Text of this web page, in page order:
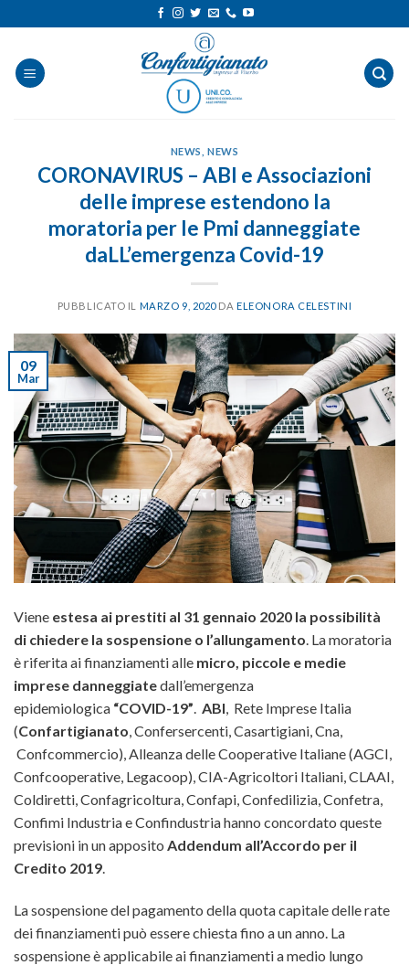
ai
contenuti
NEWS ,NEWS
CORONAVIRUS – ABI e Associazioni
delle imprese estendono la
moratoria per le Pmi danneggiate
daLL’emergenza Covid-19
PUBBLICATO IL MARZO 9, 2020 DAELEONORA CELESTINI
09
Mar
Viene estesa ai prestiti al 31 gennaio 2020 la possibilità
di chiedere la sospensione o l’allungamento. La moratoria
è riferita ai finanziamenti alle micro, piccole e medie
imprese danneggiatedall’emergenza
epidemiologica “COVID-19”. ABI, Rete Imprese Italia
(Confartigianato,Confersercenti, Casartigiani, Cna,
Confcommercio), Alleanza delle Cooperative Italiane (AGCI,
Confcooperative, Legacoop), CIA-Agricoltori Italiani, CLAAI,
Coldiretti, Confagricoltura, Confapi, Confedilizia, Confetra,
Confimi Industria e Confindustria hanno concordato queste
previsioni in un apposito Addendum all’Accordo per il
Credito 2019.
La sospensione del pagamento della quota capitale delle rate
dei finanziamenti può essere chiesta fino a un anno. La
sospensione è applicabile ai finanziamenti a medio lungo